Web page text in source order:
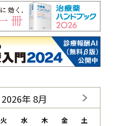
2026年 8月
火 水 木 金 土